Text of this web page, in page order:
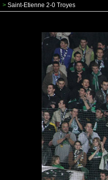
> Saint-Etienne 2-0 Troyes